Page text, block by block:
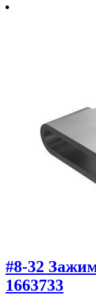
#8-32
1663733